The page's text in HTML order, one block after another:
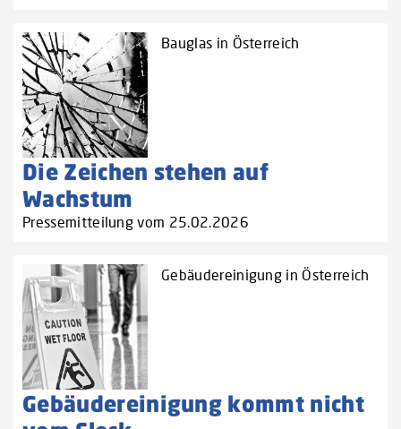
Bauglas in Österreich
Die Zeichen stehen auf
Wachstum
Pressemitteilung vom 25.02.2026
Gebäudereinigung in Österreich
Gebäudereinigung kommt nicht